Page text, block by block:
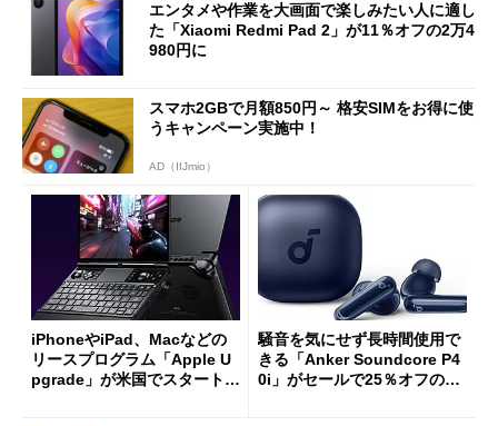
エンタメや作業を大画面で楽しみたい人に適し
た「Xiaomi Redmi Pad 2」が11％オフの2万4
980円に
スマホ2GBで月額850円～ 格安SIMをお得に使
うキャンペーン実施中！
AD（IIJmio）
iPhoneやiPad、Macなどの
リースプログラム「Apple U
pgrade」が米国でスタート／
騒音を気にせず長時間使用で
きる「Anker Soundcore P4
0i」がセールで25％オフの59